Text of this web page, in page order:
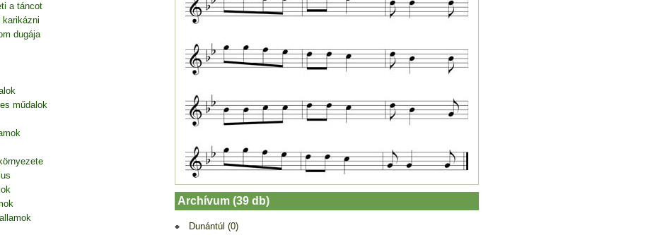
a táncot
dugája
műdalok
Archívum (39 db)
Dunántúl (0)